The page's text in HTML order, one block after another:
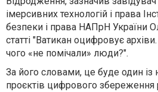
імерсивних технологій і права
безпеки і права НАПрН України
статті "Ватикан оцифровує
чого «не помічали» люди?".
За його словами, це буде один із
проєктів цифрового збереження